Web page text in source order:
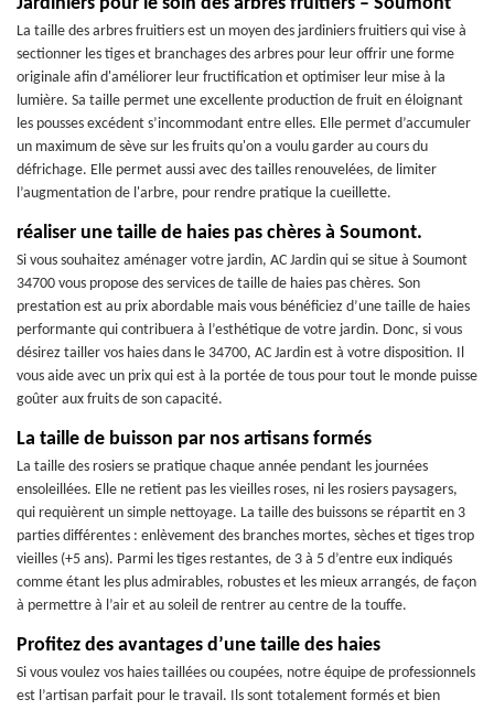
La taille des arbres fruitiers est un moyen des jardiniers fruitiers qui vise à
sectionner les tiges et branchages des arbres pour leur offrir une forme
originale afin d'améliorer leur fructification et optimiser leur mise à la
lumière. Sa taille permet une excellente production de fruit en éloignant
les pousses excédent s’incommodant entre elles. Elle permet d’accumuler
un maximum de sève sur les fruits qu'on a voulu garder au cours du
défrichage. Elle permet aussi avec des tailles renouvelées, de limiter
l’augmentation de l'arbre, pour rendre pratique la cueillette.
réaliser une taille de haies pas chères à Soumont.
Si vous souhaitez aménager votre jardin, AC Jardin qui se situe à Soumont
34700 vous propose des services de taille de haies pas chères. Son
prestation est au prix abordable mais vous bénéficiez d’une taille de haies
performante qui contribuera à l’esthétique de votre jardin. Donc, si vous
désirez tailler vos haies dans le 34700, AC Jardin est à votre disposition. Il
vous aide avec un prix qui est à la portée de tous pour tout le monde puisse
goûter aux fruits de son capacité.
La taille de buisson par nos artisans formés
La taille des rosiers se pratique chaque année pendant les journées
ensoleillées. Elle ne retient pas les vieilles roses, ni les rosiers paysagers,
qui requièrent un simple nettoyage. La taille des buissons se répartit en 3
parties différentes : enlèvement des branches mortes, sèches et tiges trop
vieilles (+5 ans). Parmi les tiges restantes, de 3 à 5 d’entre eux indiqués
comme étant les plus admirables, robustes et les mieux arrangés, de façon
à permettre à l’air et au soleil de rentrer au centre de la touffe.
Profitez des avantages d’une taille des haies
Si vous voulez vos haies taillées ou coupées, notre équipe de professionnels
est l’artisan parfait pour le travail. Ils sont totalement formés et bien